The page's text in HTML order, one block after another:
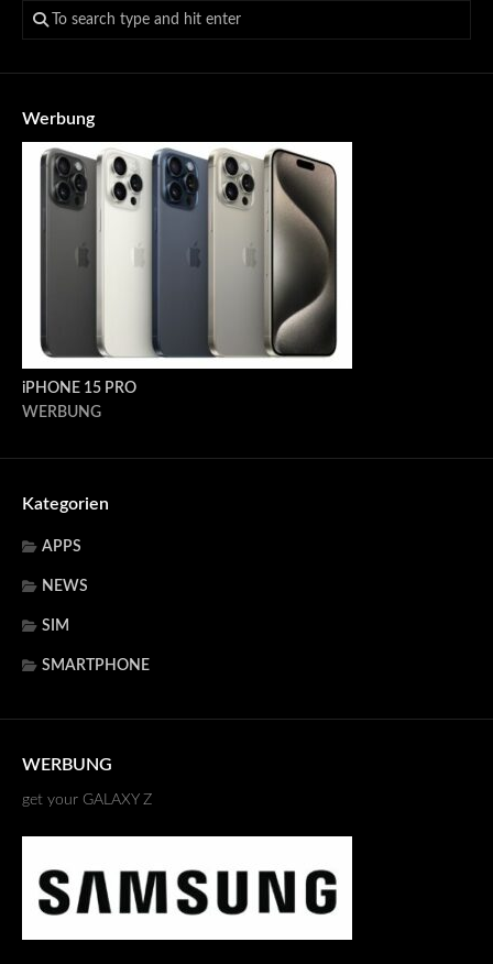
Werbung
iPHONE 15 PRO
WERBUNG
Kategorien
APPS
NEWS
SIM
SMARTPHONE
WERBUNG
get your GALAXY Z